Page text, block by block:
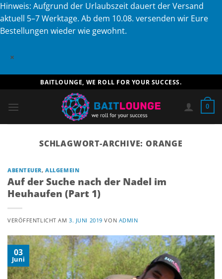
Hinweis: Aufgrund der Urlaubszeit dauert der Versand
aktuell 5–7 Werktage. Ab dem 10.08. versenden wir Eure
Bestellungen wieder wie gewohnt.
×
Inhalt
springen
BAITLOUNGE, WE ROLL FOR YOUR SUCCESS.
0
SCHLAGWORT-ARCHIVE:ORANGE
ABENTEUER,ALLGEMEIN
Auf der Suche nach der Nadel im
Heuhaufen (Part 1)
VERÖFFENTLICHT AM3. JUNI 2019 VON ADMIN
03
Juni